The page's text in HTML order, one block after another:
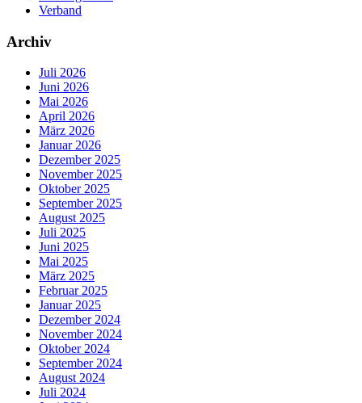
Verband
Archiv
Juli 2026
Juni 2026
Mai 2026
April 2026
März 2026
Januar 2026
Dezember 2025
November 2025
Oktober 2025
September 2025
August 2025
Juli 2025
Juni 2025
Mai 2025
März 2025
Februar 2025
Januar 2025
Dezember 2024
November 2024
Oktober 2024
September 2024
August 2024
Juli 2024